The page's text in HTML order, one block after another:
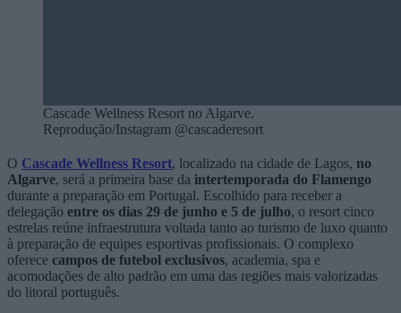
Cascade Wellness Resort no Algarve.
Reprodução/Instagram @cascaderesort
O Cascade Wellness Resort, localizado na cidade de Lagos, no
Algarve, será a primeira base da intertemporada do Flamengo
durante a preparação em Portugal. Escolhido para receber a
delegação entre os dias 29 de junho e 5 de julho, o resort cinco
estrelas reúne infraestrutura voltada tanto ao turismo de luxo quanto
à preparação de equipes esportivas profissionais. O complexo
oferece campos de futebol exclusivos, academia, spa e
acomodações de alto padrão em uma das regiões mais valorizadas
do litoral português.